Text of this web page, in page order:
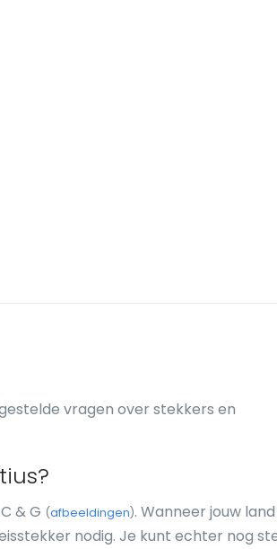
vragen over stekkers en
& G (afbeeldingen). Wanneer jouw land
nodig. Je kunt echter nog